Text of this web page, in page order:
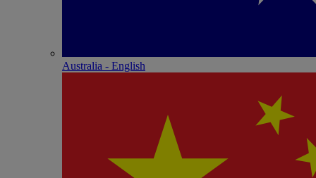
Australia - English